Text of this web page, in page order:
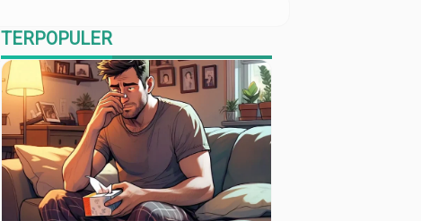
TERPOPULER